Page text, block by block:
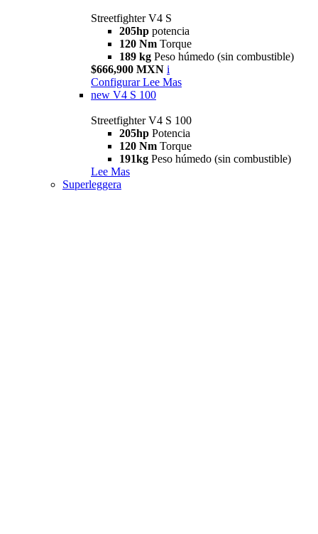
Streetfighter V4 S
205hp potencia
120 Nm Torque
189 kg Peso húmedo (sin combustible)
$666,900 MXN i
Configurar Lee Mas
new V4 S 100
Streetfighter V4 S 100
205hp Potencia
120 Nm Torque
191kg Peso húmedo (sin combustible)
Lee Mas
Superleggera